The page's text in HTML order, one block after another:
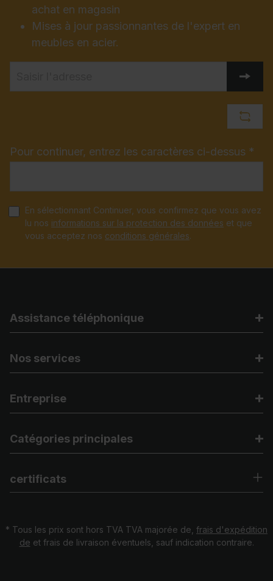
achat en magasin
Mises à jour passionnantes de l'expert en
meubles en acier.
Pour continuer, entrez les caractères ci-dessus *
En sélectionnant Continuer, vous confirmez que vous avez
lu nos informations sur la protection des données et que
vous acceptez nos conditions générales.
Assistance téléphonique
Nos services
Entreprise
Catégories principales
certificats
* Tous les prix sont hors TVA TVA majorée de, frais d'expédition
de et frais de livraison éventuels, sauf indication contraire.